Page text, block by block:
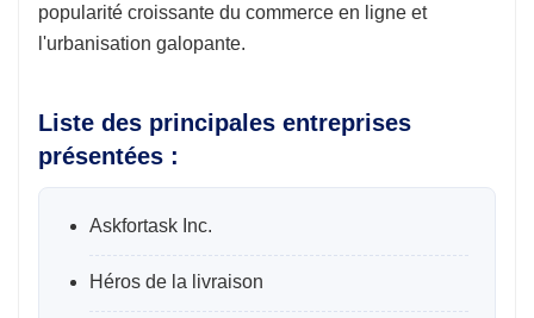
popularité croissante du commerce en ligne et
l'urbanisation galopante.
Liste des principales entreprises
présentées :
Askfortask Inc.
Héros de la livraison